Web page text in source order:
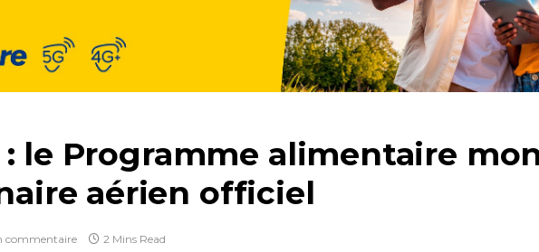
: le Programme alimentaire
aérien officiel
commentaire 2 Mins Read